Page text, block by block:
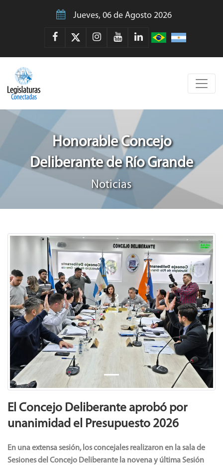
Jueves, 06 de Agosto 2026
Honorable Concejo
Deliberante de Río Grande
Noticias
Previous Next
El Concejo Deliberante aprobó por
unanimidad el Presupuesto 2026
En una extensa sesión, los concejales realizaron en la sala de
Sesiones del Concejo Deliberante la novena y última Sesión